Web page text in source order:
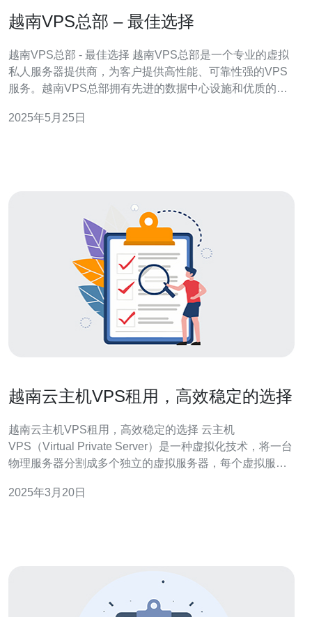
越南VPS总部 – 最佳选择
越南VPS总部 - 最佳选择 越南VPS总部是一个专业的虚拟
私人服务器提供商，为客户提供高性能、可靠性强的VPS
服务。越南VPS总部拥有先进的数据中心设施和优质的技
总部的VPS服务具有以下优势：
2025年5月25日
越南云主机VPS租用，高效稳定的选择
越南云主机VPS租用，高效稳定的选择 云主机
VPS（Virtual Private Server）是一种虚拟化技术，将一台
物理服务器分割成多个独立的虚拟服务器，每个虚拟服务
可以获得一台独立的服务器，并拥有自己的IP地址、存储
2025年3月20日